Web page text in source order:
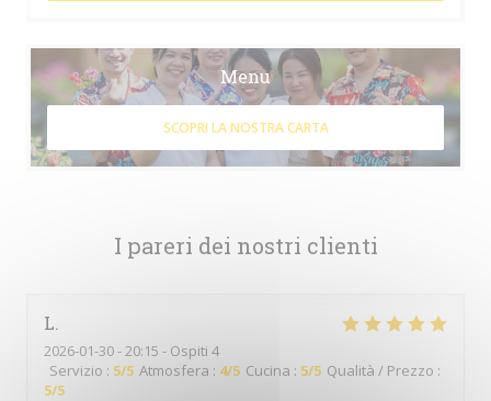
I pareri dei nostri clienti
L
2026-01-30- 20:15 - Ospiti 4
Servizio : 5/5 Atmosfera : 4/5 Cucina : 5/5 Qualità / Prezzo :
5/5
Menu
SCOPRI LA NOSTRA CARTA